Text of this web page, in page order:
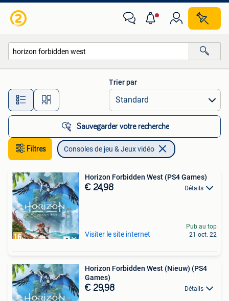
Toutes les distances…
Trier par
Sauvegarder votre recherche
Filtres Consoles de jeu & Jeux vidéo
Horizon Forbidden West (PS4 Games)
€ 24,98 Détails
Visiter le site internet
Pub au top
21 oct. 22
Horizon Forbidden West (Nieuw) (PS4
Games)
€ 29,98 Détails